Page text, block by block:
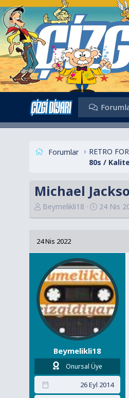
Forumlar RETRO
80s /
Michael
K
o
u
y
B
a
ş
l
a
Beymelikli18
B
a
a
n
g
ı
ç
t
a
r
h
i
24 Nis
24 Nis 2022
Beymelikli18
Onursal Üye
26 Eyl 2014